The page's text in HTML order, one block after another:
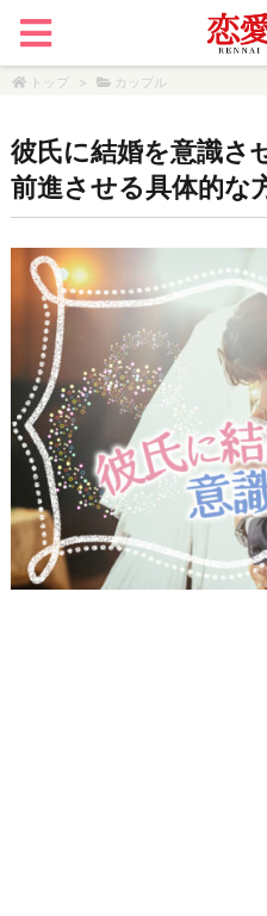
トップ > カップル
彼氏に結婚を意識さ
前進させる具体的な